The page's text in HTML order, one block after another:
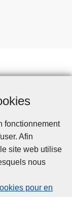
fonctionnement
Afin
site web utilise
nous
pour en